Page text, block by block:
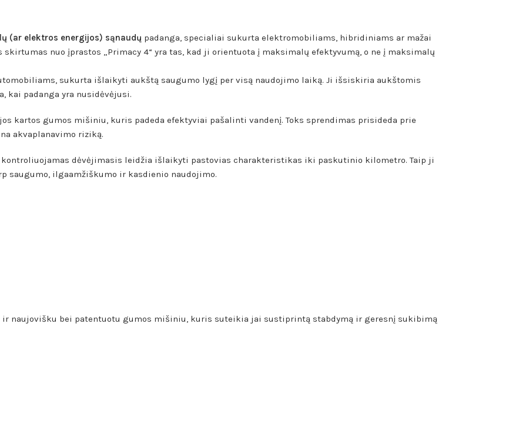
(ar elektros energijos) sąnaudų padanga, specialiai sukurta elektromobiliams, hibridiniams ar mažai
nuo įprastos „Primacy 4“ yra tas, kad ji orientuota į maksimalų efektyvumą, o ne į maksimalų
sukurta išlaikyti aukštą saugumo lygį per visą naudojimo laiką. Ji išsiskiria aukštomis
kai padanga yra nusidėvėjusi.
kartos gumos mišiniu, kuris padeda efektyviai pašalinti vandenį. Toks sprendimas prisideda prie
akvaplanavimo riziką.
dėvėjimasis leidžia išlaikyti pastovias charakteristikas iki paskutinio kilometro. Taip ji
saugumo, ilgaamžiškumo ir kasdienio naudojimo.
ir naujovišku bei patentuotu gumos mišiniu, kuris suteikia jai sustiprintą stabdymą ir geresnį sukibimą